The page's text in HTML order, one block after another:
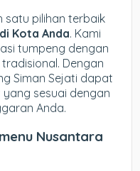
satu pilihan terbaik
Kota Anda. Kami
tumpeng dengan
Dengan
Siman Sejati dapat
sesuai dengan
Anda.
Nusantara